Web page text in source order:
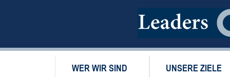
WER WIR SIND UNSERE ZIELE